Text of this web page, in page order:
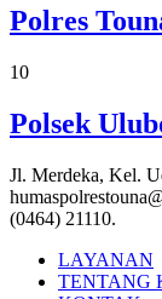
Polres
10
Polsek
Jl. Merdeka, Kel.
(0464) 21110.
LAYANAN
TENTANG